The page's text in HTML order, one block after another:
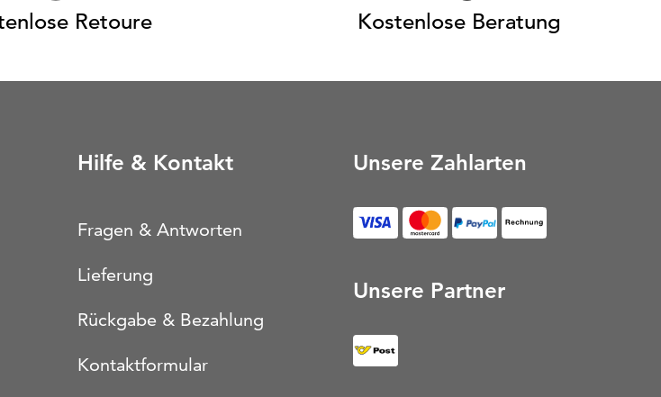
Retoure Kostenlose Beratung
Hilfe & Kontakt
Fragen & Antworten
Lieferung
Rückgabe & Bezahlung
Kontaktformular
Unsere Zahlarten
Rechnung (Öffnet in
Unsere Partner